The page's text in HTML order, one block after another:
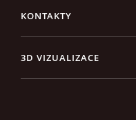
KONTAKTY
3D VIZUALIZACE